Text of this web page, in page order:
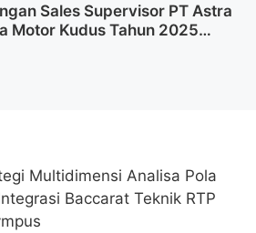
Sales Supervisor PT Astra
Motor Kudus Tahun 2025
Multidimensi Analisa Pola
Baccarat Teknik RTP